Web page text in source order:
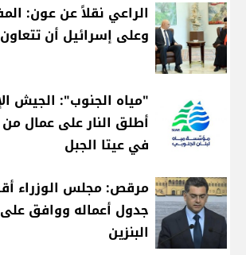
الراعي نقلاً عن عون:
وعلى إسرائيل أن تتعاون
"مياه الجنوب": الجيش
أطلق النار على عمال
في عيتا الجبل
مرقص: مجلس الوزراء
جدول أعماله ووافق
البنزين